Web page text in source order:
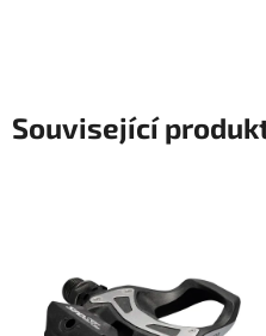
Související